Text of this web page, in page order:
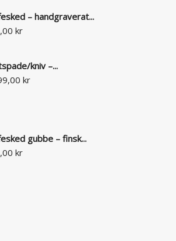
– handgraverat...
kr
kniv –...
kr
gubbe – finsk...
kr